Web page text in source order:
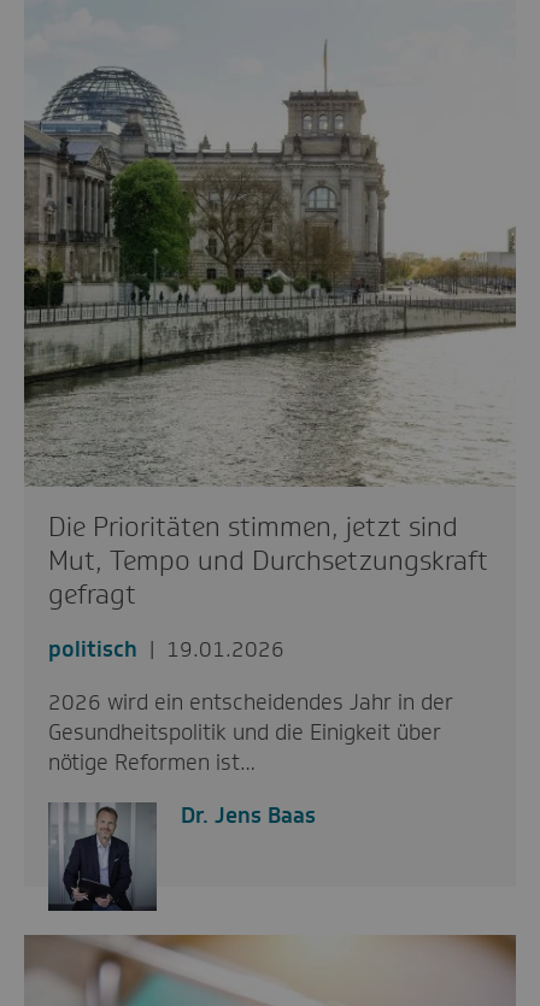
Die Prioritäten stimmen, jetzt sind
Mut, Tempo und Durchsetzungskraft
gefragt
politisch
19.01.2026
2026 wird ein entscheidendes Jahr in der
Gesundheitspolitik und die Einigkeit über
nötige Reformen ist…
Dr. Jens Baas